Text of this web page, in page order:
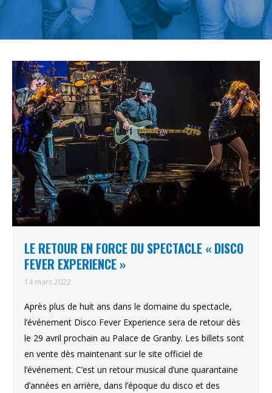
LE RETOUR EN FORCE DU SPECTACLE « DISCO
FEVER EXPERIENCE »
14 mars 2022
Après plus de huit ans dans le domaine du spectacle,
l’événement Disco Fever Experience sera de retour dès
le 29 avril prochain au Palace de Granby. Les billets sont
en vente dès maintenant sur le site officiel de
l’événement. C’est un retour musical d’une quarantaine
d’années en arrière, dans l’époque du disco et des